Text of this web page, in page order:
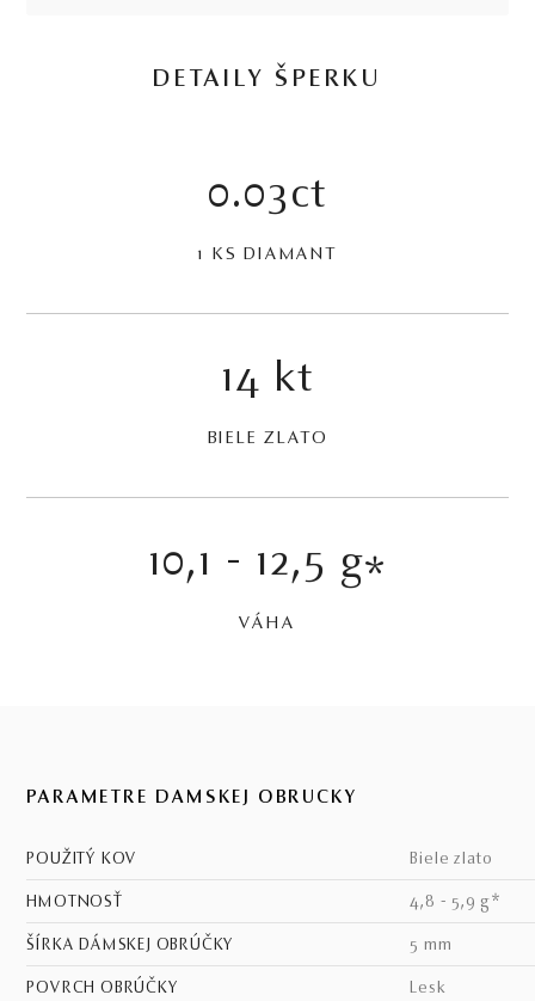
DETAILY ŠPERKU
0.03ct
1 KS DIAMANT
14 kt
BIELE ZLATO
10,1 - 12,5 g*
VÁHA
PARAMETRE DÁMSKEJ OBRÚČKY
POUŽITÝ KOV biele zlato
HMOTNOSŤ 4,8 - 5,9 g*
ŠÍRKA DÁMSKEJ OBRÚČKY 5 mm
POVRCH OBRÚČKY lesk